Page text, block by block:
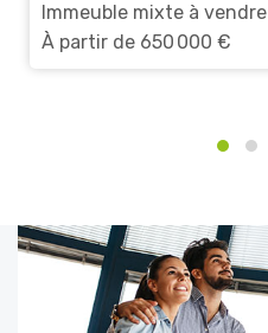
Immeuble mixte à vendre
À partir de 650 000 €